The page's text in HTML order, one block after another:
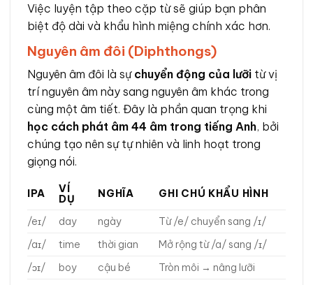
Việc luyện tập theo cặp từ sẽ giúp bạn phân
biệt độ dài và khẩu hình miệng chính xác hơn.
Nguyên âm đôi (Diphthongs)
Nguyên âm đôi là sự chuyển động của lưỡi từ vị
trí nguyên âm này sang nguyên âm khác trong
cùng một âm tiết. Đây là phần quan trọng khi
học cách phát âm 44 âm trong tiếng Anh, bởi
chúng tạo nên sự tự nhiên và linh hoạt trong
giọng nói.
IPA
VÍ
DỤ
NGHĨA GHI CHÚ KHẨU HÌNH
/eɪ/ day ngày
Từ /e/ chuyển sang /ɪ/
/aɪ/
time thời gian
Mở rộng từ /a/ sang /ɪ/
/ɔɪ/
boy cậu bé
Tròn môi → nâng lưỡi